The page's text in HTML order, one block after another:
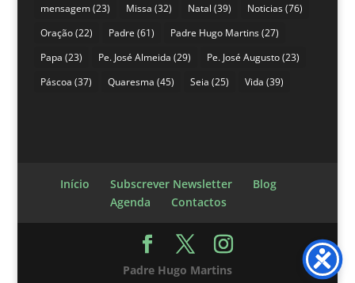
mensagem(23) Missa (32) Natal (39) Noticias(76)
Oração(22) Padre (61) Padre Hugo Martins(27)
Papa (23) Pe. José Almeida (29) Pe. José Augusto(23)
Páscoa (37) Quaresma (45) Seia (25) Vida (39)
Início Subscrever Newsletter
Blog
Agenda
Contactos
Padre Hugo Martins